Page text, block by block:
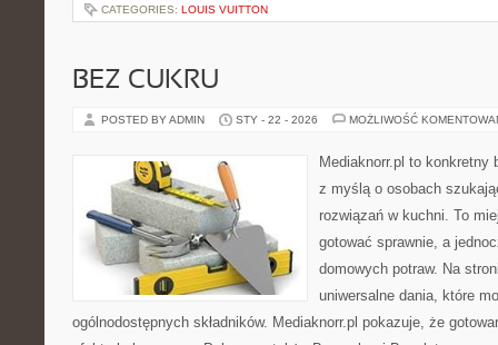
CATEGORIES: LOUIS VUITTON
BEZ CUKRU
POSTED BY ADMIN STY - 22 - 2026 MOŻLIWOŚĆ
Mediaknorr.pl to konkretny
z myślą o osobach
rozwiązań w kuchni. To
gotować sprawnie, a
domowych potraw. Na
uniwersalne dania, które
ogólnodostępnych składników. Mediaknorr.pl pokazuje, że